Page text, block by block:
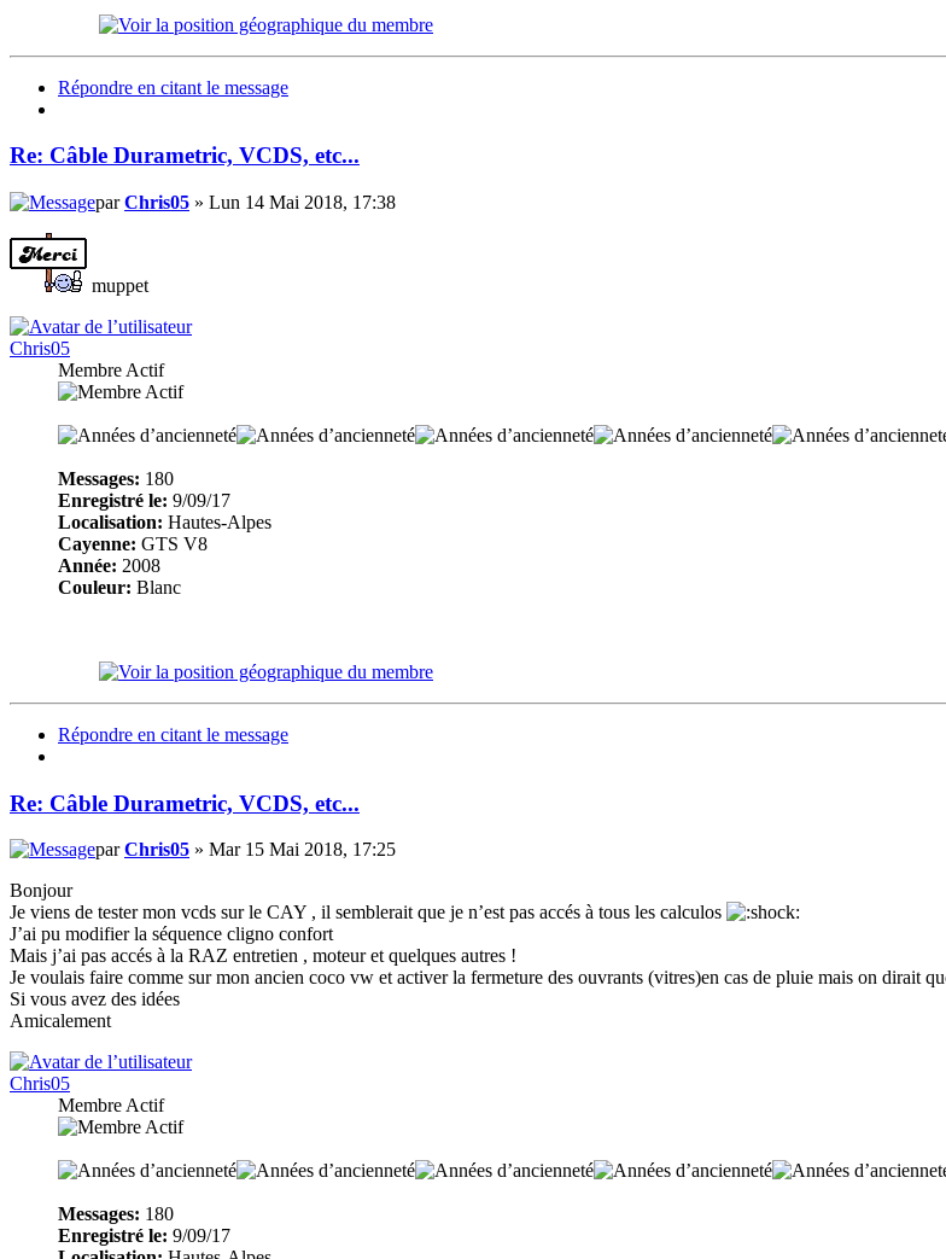
Répondre en citant le message
Re: Câble Durametric, VCDS, etc...
parChris05 » Lun 14 Mai 2018, 17:38
muppet
Chris05
Membre Actif
Messages: 180
Enregistré le: 9/09/17
Localisation: Hautes-Alpes
Cayenne: GTS V8
Année: 2008
Couleur: Blanc
Répondre en citant le message
Re: Câble Durametric, VCDS, etc...
parChris05 » Mar 15 Mai 2018, 17:25
Bonjour
Je viens de tester mon vcds sur le CAY , il semblerait que je n’est pas accés à tous les calculos
J’ai pu modifier la séquence cligno confort
Mais j’ai pas accés à la RAZ entretien , moteur et quelques autres !
Je voulais faire comme sur mon ancien coco vw et activer la fermeture des ouvrants (vitres)en cas de pluie mais on dirait
Si vous avez des idées
Amicalement
Chris05
Membre Actif
Messages: 180
Enregistré le: 9/09/17